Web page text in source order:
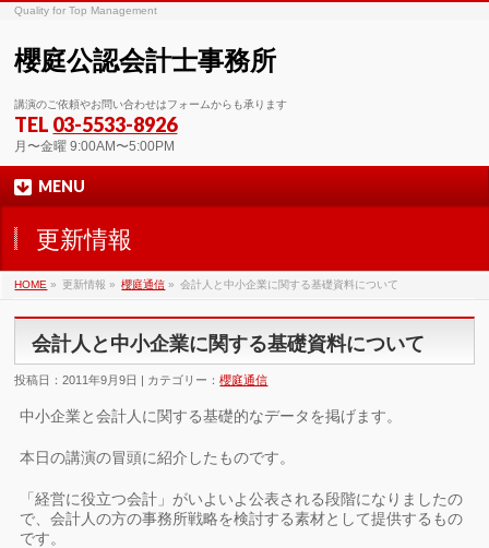
Quality for Top Management
櫻庭公認会計士事務所
講演のご依頼やお問い合わせはフォームからも承ります
TEL 03-5533-8926
月〜金曜 9:00AM〜5:00PM
MENU
更新情報
HOME » 更新情報 » 櫻庭通信 » 会計人と中小企業に関する基礎資料について
会計人と中小企業に関する基礎資料について
投稿日：2011年9月9日 | カテゴリー：櫻庭通信
中小企業と会計人に関する基礎的なデータを掲げます。
本日の講演の冒頭に紹介したものです。
「経営に役立つ会計」がいよいよ公表される段階になりましたの
で、会計人の方の事務所戦略を検討する素材として提供するもの
です。